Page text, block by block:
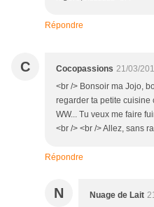
Répondre
C Cocopassions 21/03/
<br /> Bonsoir ma Jojo,
regarder ta petite cuisine
WW... Tu veux me faire
<br /> <br /> Allez, sans
Répondre
N Nuage de Lait